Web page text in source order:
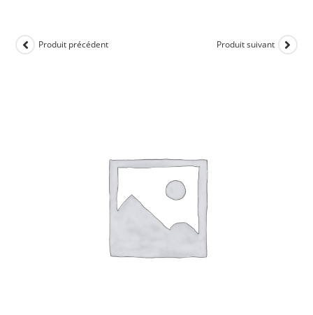
Produit précédent Produit suivant